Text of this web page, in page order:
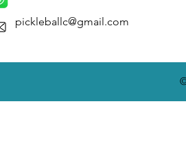
pickleballc@gmail.com